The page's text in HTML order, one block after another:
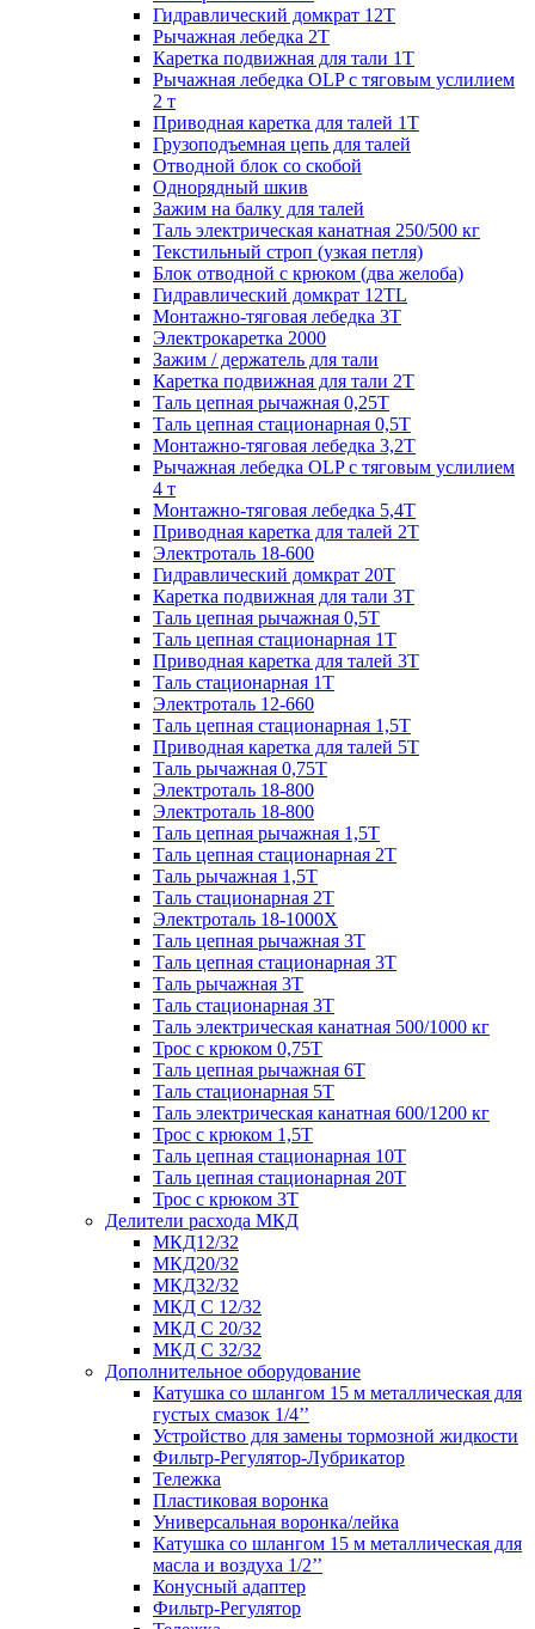
Гидравлический домкрат 12Т
Рычажная лебедка 2Т
Каретка подвижная для тали 1Т
Рычажная лебедка OLP с тяговым услилием
2 т
Приводная каретка для талей 1Т
Грузоподъемная цепь для талей
Отводной блок со скобой
Однорядный шкив
Зажим на балку для талей
Таль электрическая канатная 250/500 кг
Текстильный строп (узкая петля)
Блок отводной с крюком (два желоба)
Гидравлический домкрат 12TL
Монтажно-тяговая лебедка 3Т
Электрокаретка 2000
Зажим / держатель для тали
Каретка подвижная для тали 2Т
Таль цепная рычажная 0,25Т
Таль цепная стационарная 0,5Т
Монтажно-тяговая лебедка 3,2Т
Рычажная лебедка OLP с тяговым услилием
4 т
Монтажно-тяговая лебедка 5,4Т
Приводная каретка для талей 2Т
Электроталь 18-600
Гидравлический домкрат 20T
Каретка подвижная для тали 3Т
Таль цепная рычажная 0,5Т
Таль цепная стационарная 1Т
Приводная каретка для талей 3Т
Таль стационарная 1Т
Электроталь 12-660
Таль цепная стационарная 1,5Т
Приводная каретка для талей 5Т
Таль рычажная 0,75Т
Электроталь 18-800
Электроталь 18-800
Таль цепная рычажная 1,5Т
Таль цепная стационарная 2Т
Таль рычажная 1,5Т
Таль стационарная 2Т
Электроталь 18-1000X
Таль цепная рычажная 3Т
Таль цепная стационарная 3Т
Таль рычажная 3Т
Таль стационарная 3Т
Таль электрическая канатная 500/1000 кг
Трос с крюком 0,75Т
Таль цепная рычажная 6Т
Таль стационарная 5Т
Таль электрическая канатная 600/1200 кг
Трос с крюком 1,5Т
Таль цепная стационарная 10Т
Таль цепная стационарная 20Т
Трос с крюком 3Т
Делители расхода МКД
МКД12/32
МКД20/32
МКД32/32
МКД С 12/32
МКД С 20/32
МКД С 32/32
Дополнительное оборудование
Катушка со шлангом 15 м металлическая для
густых смазок 1/4’’
Устройство для замены тормозной жидкости
Фильтр-Регулятор-Лубрикатор
Тележка
Пластиковая воронка
Универсальная воронка/лейка
Катушка со шлангом 15 м металлическая для
масла и воздуха 1/2’’
Конусный адаптер
Фильтр-Регулятор